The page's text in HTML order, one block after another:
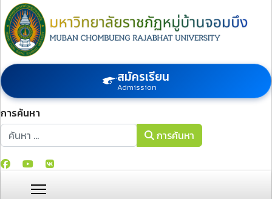
สมัครเรียน
Admission
การค้นหา
การค้นหา
การค้นหา